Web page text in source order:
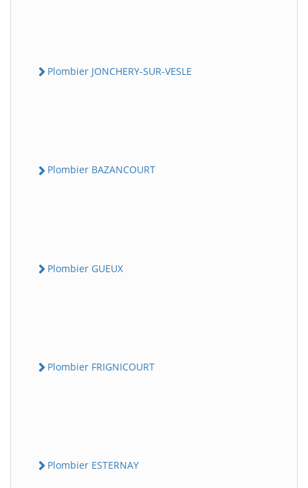
Plombier JONCHERY-SUR-VESLE
Plombier BAZANCOURT
Plombier GUEUX
Plombier FRIGNICOURT
Plombier ESTERNAY